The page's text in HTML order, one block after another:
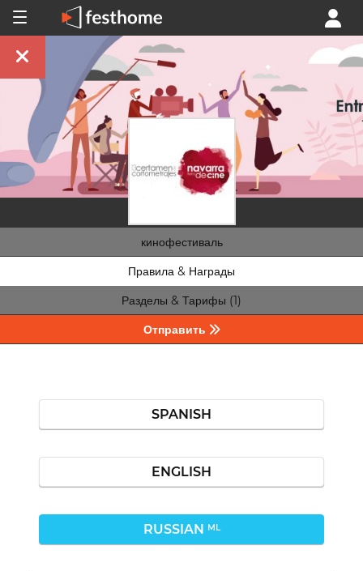
кинофестиваль
Правила & Награды
Разделы & Тарифы (1)
Отправить
SPANISH
ENGLISH
RUSSIAN ML